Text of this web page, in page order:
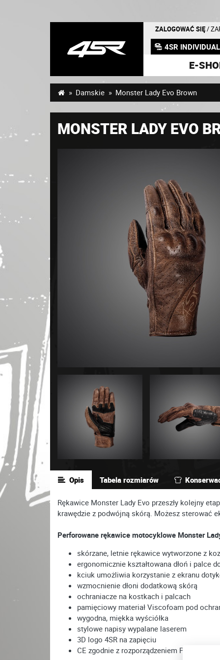
ZALOGOWAĆ SIĘ /
4SR INDIVIDUAL
E-
Damskie Monster Lady Evo Brown
MONSTER LADY EVO
Opis Tabela rozmiarów
Rękawice Monster Lady Evo przeszły kolejny
krawędzie z podwójną skórą. Możesz sterować
Perforowane rękawice motocyklowe Monster
skórzane, letnie rękawice wytworzone z
ergonomicznie kształtowana dłoń i palce
kciuk umożliwia korzystanie z ekranu
wzmocnienie dłoni dodatkową skórą
ochraniacze na kostkach i palcach
pamięciowy materiał Viscofoam pod
wygodna, miękka wyściółka
stylowe napisy wypalane laserem
3D logo 4SR na zapięciu
CE zgodnie z rozporządzeniem Parlamentu